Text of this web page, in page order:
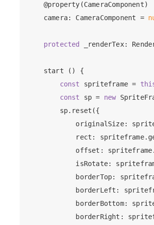
    @property(CameraComponent)
    camera: CameraComponent =
protected _renderTex:
    start () {
const
spriteframe =
const
sp = new
        sp.reset({
originalSize:
rect:
offset:
isRotate:
borderTop:
borderLeft:
borderBottom:
borderRight: